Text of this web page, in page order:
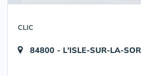
CLIC
84800 - L'ISLE-SUR-LA-